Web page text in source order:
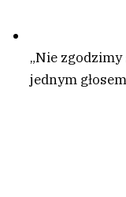
„Nie zgodzimy
jednym